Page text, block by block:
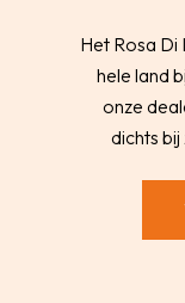
Het Rosa
hele land
onze
dichts